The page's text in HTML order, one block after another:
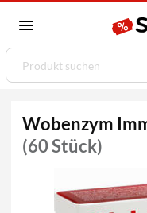
Wobenzym
(60 Stück)